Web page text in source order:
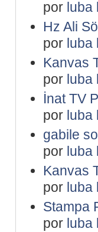
por
Hz Ali
por
Kanvas
por
İnat TV
por
gabile
por
Kanvas
por
Stampa
por